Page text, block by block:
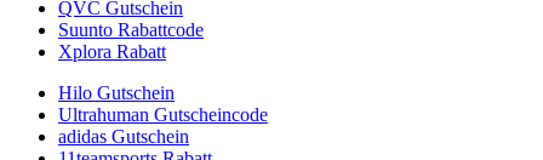
QVC Gutschein
Suunto Rabattcode
Xplora Rabatt
Hilo Gutschein
Ultrahuman Gutscheincode
adidas Gutschein